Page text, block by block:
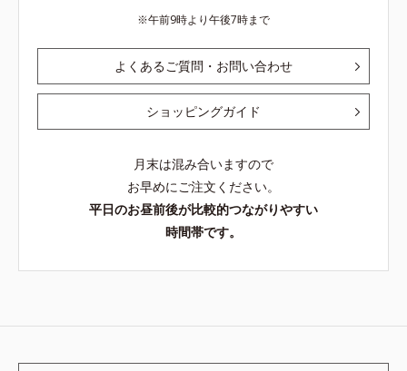
午前9時より午後7時まで
よくあるご質問・お問い合わせ
ショッピングガイド
月末は混み合いますので
お早めにご注文ください。
平日のお昼前後が比較的つながりやすい
時間帯です。